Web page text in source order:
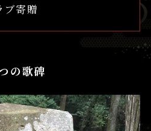
ブ寄贈
の歌碑